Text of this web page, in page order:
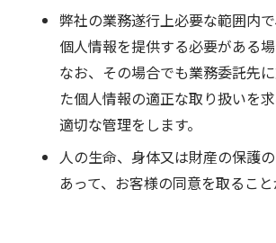
弊社の業務遂行上必要な範囲内
個人情報を提供する必要がある
なお、その場合でも業務委託先
た個人情報の適正な取り扱いを
適切な管理をします。
人の生命、身体又は財産の保護
あって、お客様の同意を取るこ